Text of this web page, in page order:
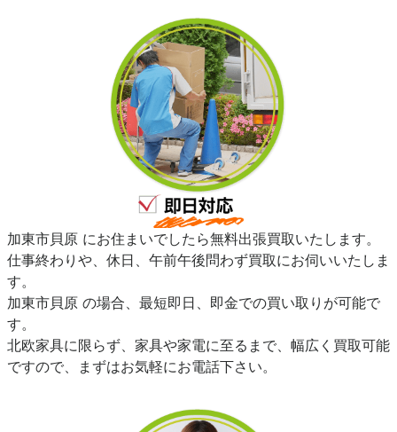
加東市貝原 にお住まいでしたら無料出張買取いたします。
仕事終わりや、休日、午前午後問わず買取にお伺いいたしま
す。
加東市貝原 の場合、最短即日、即金での買い取りが可能で
す。
北欧家具に限らず、家具や家電に至るまで、幅広く買取可能
ですので、まずはお気軽にお電話下さい。